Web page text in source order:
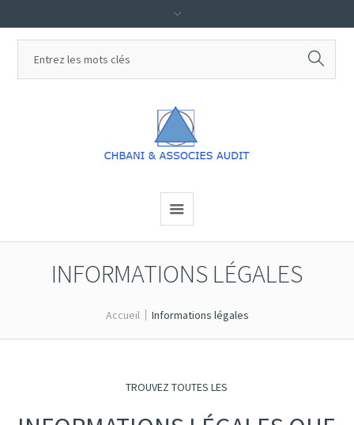
INFORMATIONS LÉGALES
Accueil Informations légales
TROUVEZ TOUTES LES